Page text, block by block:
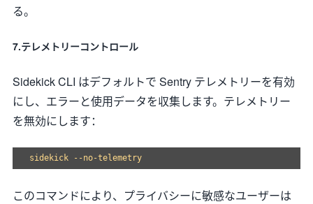
る。
7.テレメトリーコントロール
Sidekick CLI はデフォルトで Sentry テレメトリーを有効
にし、エラーと使用データを収集します。テレメトリー
を無効にします：
このコマンドにより、プライバシーに敏感なユーザーは